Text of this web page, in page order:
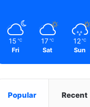
15 ℃
Fri
17 ℃
Sat
12 ℃
Sun
Popular Recent